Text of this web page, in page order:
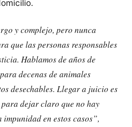
y complejo, pero nunca
que las personas responsables
Hablamos de años de
decenas de animales
desechables. Llegar a juicio es
dejar claro que no hay
en estos casos”,